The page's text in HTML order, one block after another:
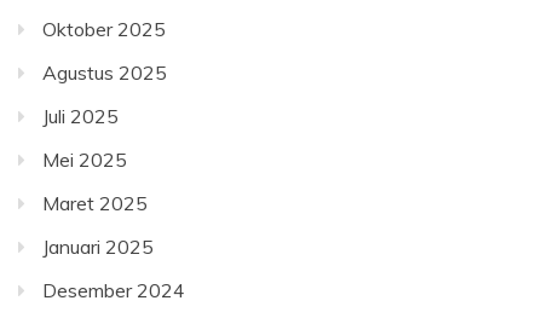
Oktober 2025
Agustus 2025
Juli 2025
Mei 2025
Maret 2025
Januari 2025
Desember 2024